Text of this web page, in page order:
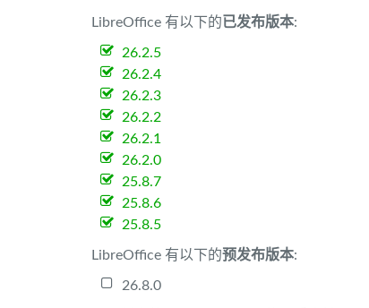
LibreOffice 有以下的已发布版本:
26.2.5
26.2.4
26.2.3
26.2.2
26.2.1
26.2.0
25.8.7
25.8.6
25.8.5
LibreOffice 有以下的预发布版本:
26.8.0